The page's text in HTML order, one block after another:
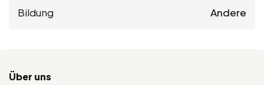
Bildung Andere
Über uns